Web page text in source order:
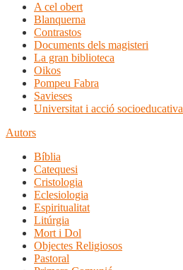
A cel obert
Blanquerna
Contrastos
Documents dels magisteri
La gran biblioteca
Oikos
Pompeu Fabra
Savieses
Universitat i acció socioeducativa
Autors
Bíblia
Catequesi
Cristologia
Eclesiologia
Espiritualitat
Litúrgia
Mort i Dol
Objectes Religiosos
Pastoral